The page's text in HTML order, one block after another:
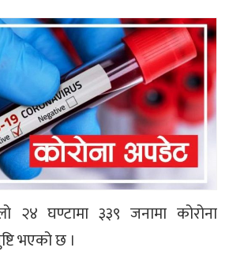
२४ घण्टामा ३३९ जनामा कोरोना
भएको छ ।